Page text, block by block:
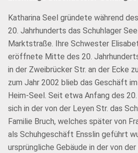
Katharina Seel gründete während
20. Jahrhunderts das Schuhlager
Marktstraße. Ihre Schwester
eröffnete Mitte des 20.
in der Zweibrücker Str. an der Ecke
zum Jahr 2002 blieb das Geschäft
Heim-Seel. Seit etwa Anfang des
sich in der von der Leyen Str. das
Familie Bruch, welches später von
als Schuhgeschäft Ensslin geführt
ursprüngliche Gebäude in der von